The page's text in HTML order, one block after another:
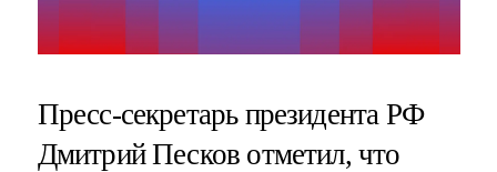
Пресс-секретарь президента РФ
Дмитрий Песков отметил, что